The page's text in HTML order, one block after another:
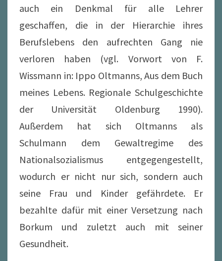
auch ein Denkmal für alle Lehrer
geschaffen, die in der Hierarchie ihres
Berufslebens den aufrechten Gang nie
verloren haben (vgl. Vorwort von F.
Wissmann in: Ippo Oltmanns, Aus dem Buch
meines Lebens. Regionale Schulgeschichte
der Universität Oldenburg 1990).
Außerdem hat sich Oltmanns als
Schulmann dem Gewaltregime des
Nationalsozialismus entgegengestellt,
wodurch er nicht nur sich, sondern auch
seine Frau und Kinder gefährdete. Er
bezahlte dafür mit einer Versetzung nach
Borkum und zuletzt auch mit seiner
Gesundheit.